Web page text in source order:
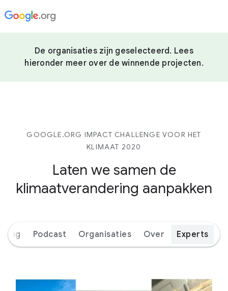
De organisaties zijn geselecteerd. Lees
hieronder meer over de winnende projecten.
GOOGLE.ORG IMPACT CHALLENGE VOOR HET
KLIMAAT 2020
Laten we samen de
klimaatverandering aanpakken
Podcast Organisaties Over Experts